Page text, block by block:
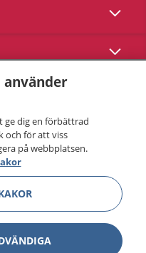
Visa
Visa
använder
ge dig en förbättrad
och för att viss
på webbplatsen.